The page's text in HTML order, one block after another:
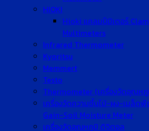
HIOKI
Hioki แคลมป์มิเตอร์
Multimeters
Infrared Thermometer
Kyoritsu
Memmert
Testo
Thermometer (เครื่องวัดอุณห
เครื่องวัดความชื้นไม้-ผง-เมล็
Gain-Soil Moisture Meter
เครื่องวัดอุณหภูมิ ดิจิตอล